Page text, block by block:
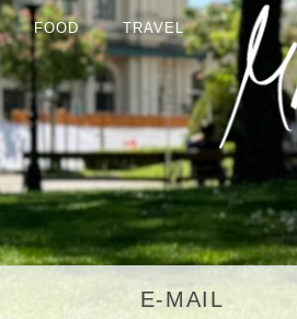
FOOD TRAVEL